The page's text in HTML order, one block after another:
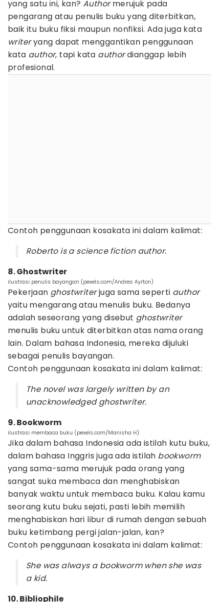
yang satu ini, kan? Authormerujuk pada
pengarang atau penulis buku yang diterbitkan,
baik itu buku fiksi maupun nonfiksi. Ada juga kata
writeryang dapat menggantikan penggunaan
kata author, tapi kata authordianggap lebih
profesional.
Contoh penggunaan kosakata ini dalam kalimat:
Roberto is a science fiction author.
8. Ghostwriter
ilustrasi penulis bayangan (pexels.com/Andres Ayrton)
Pekerjaan ghostwriterjuga sama seperti author
yaitu mengarang atau menulis buku. Bedanya
adalah seseorang yang disebut ghostwriter
menulis buku untuk diterbitkan atas nama orang
lain. Dalam bahasa Indonesia, mereka dijuluki
sebagai penulis bayangan.
Contoh penggunaan kosakata ini dalam kalimat:
The novel was largely written by an
unacknowledged ghostwriter.
9. Bookworm
ilustrasi membaca buku (pexels.com/Manisha H)
Jika dalam bahasa Indonesia ada istilah kutu buku,
dalam bahasa Inggris juga ada istilah bookworm
yang sama-sama merujuk pada orang yang
sangat suka membaca dan menghabiskan
banyak waktu untuk membaca buku. Kalau kamu
seorang kutu buku sejati, pasti lebih memilih
menghabiskan hari libur di rumah dengan sebuah
buku ketimbang pergi jalan-jalan, kan?
Contoh penggunaan kosakata ini dalam kalimat:
She was always a bookworm when she was
a kid.
10. Bibliophile